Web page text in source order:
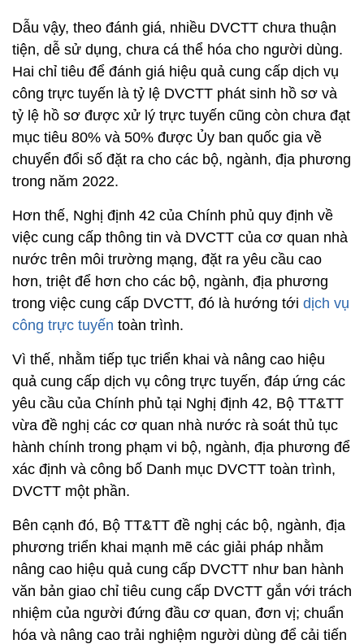
Dẫu vậy, theo đánh giá, nhiều DVCTT chưa thuận
tiện, dễ sử dụng, chưa cá thể hóa cho người dùng.
Hai chỉ tiêu để đánh giá hiệu quả cung cấp dịch vụ
công trực tuyến là tỷ lệ DVCTT phát sinh hồ sơ và
tỷ lệ hồ sơ được xử lý trực tuyến cũng còn chưa đạt
mục tiêu 80% và 50% được Ủy ban quốc gia về
chuyển đổi số đặt ra cho các bộ, ngành, địa phương
trong năm 2022.
Hơn thế, Nghị định 42 của Chính phủ quy định về
việc cung cấp thông tin và DVCTT của cơ quan nhà
nước trên môi trường mạng, đặt ra yêu cầu cao
hơn, triệt để hơn cho các bộ, ngành, địa phương
trong việc cung cấp DVCTT, đó là hướng tới dịch vụ
công trực tuyến toàn trình.
Vì thế, nhằm tiếp tục triển khai và nâng cao hiệu
quả cung cấp dịch vụ công trực tuyến, đáp ứng các
yêu cầu của Chính phủ tại Nghị định 42, Bộ TT&TT
vừa đề nghị các cơ quan nhà nước rà soát thủ tục
hành chính trong phạm vi bộ, ngành, địa phương để
xác định và công bố Danh mục DVCTT toàn trình,
DVCTT một phần.
Bên cạnh đó, Bộ TT&TT đề nghị các bộ, ngành, địa
phương triển khai mạnh mẽ các giải pháp nhằm
nâng cao hiệu quả cung cấp DVCTT như ban hành
văn bản giao chỉ tiêu cung cấp DVCTT gắn với trách
nhiệm của người đứng đầu cơ quan, đơn vị; chuẩn
hóa và nâng cao trải nghiệm người dùng để cải tiến